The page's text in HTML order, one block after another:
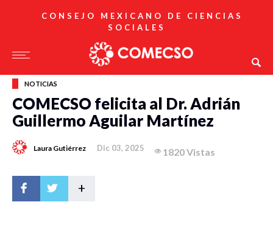
CONSEJO MEXICANO DE CIENCIAS
SOCIALES
NOTICIAS
COMECSO felicita al Dr. Adrián
Guillermo Aguilar Martínez
Laura Gutiérrez Dic 03, 2025 1820 Vistas
+